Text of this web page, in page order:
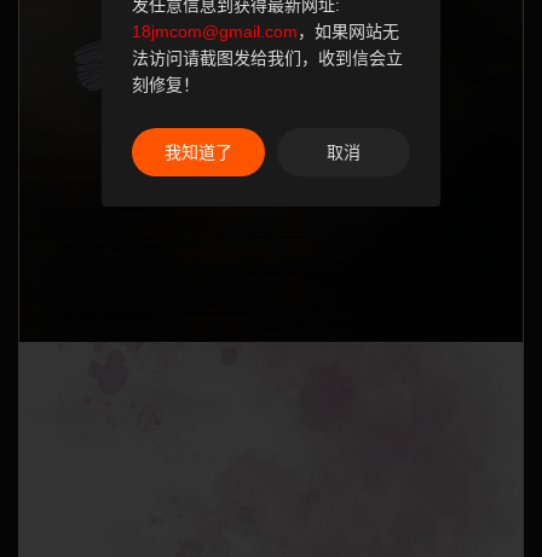
发任意信息到获得最新网址:
18jmcom@gmail.com，如果网站无
法访问请截图发给我们，收到信会立
刻修复！
我知道了 取消